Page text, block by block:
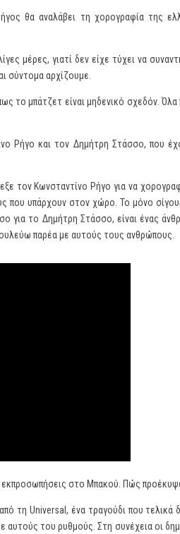
θα αναλάβει τη χορογραφία της
μέρες, γιατί δεν είχε τύχει να
σύντομα αρχίζουμε.
το μπάτζετ είναι μηδενικό σχεδόν.
Ρήγο και τον Δημήτρη Στάσσο, που
τον Κωνσταντίνο Ρήγο για να
που υπάρχουν στον χώρο. Το μόνο
για το Δημήτρη Στάσσο, είναι ένας
παρέα με αυτούς τους ανθρώπους.
εκπροσωπήσεις στο Μπακού. Πώς
τη Universal, ένα τραγούδι που
αυτούς του ρυθμούς. Στη συνέχεια οι